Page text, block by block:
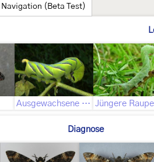
(Beta Test)
Ausgewachsene Raupe
Diagnose